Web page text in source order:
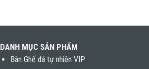
DANH MỤC SẢN PHẨM
Bàn Ghế đá tự nhiên VIP